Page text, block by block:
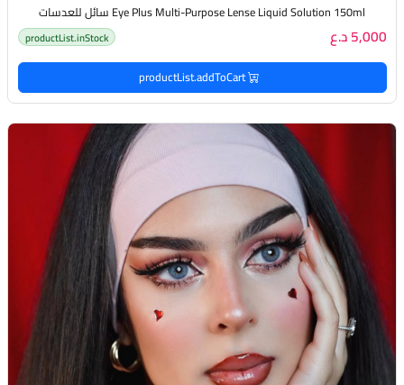
Eye Plus Multi-Purpose Lense Liquid Solution 150ml سائل للعدسات
5,000 د.ع productList.inStock
productList.addToCart